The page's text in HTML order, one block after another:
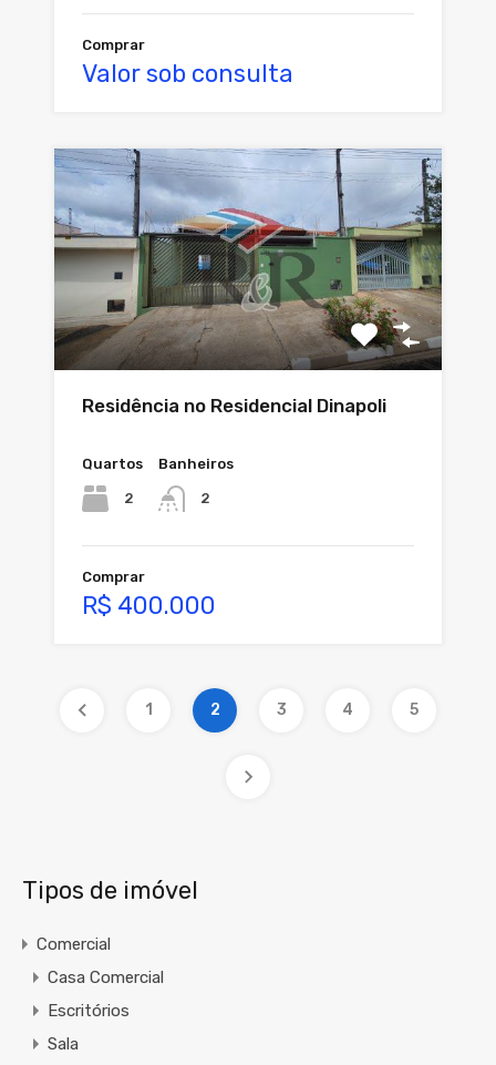
Comprar
Valor sob consulta
Residência no Residencial Dinapoli
Quartos
2
Banheiros
2
Comprar
R$ 400.000
1 2 3 4 5
Tipos de imóvel
Comercial
Casa Comercial
Escritórios
Sala